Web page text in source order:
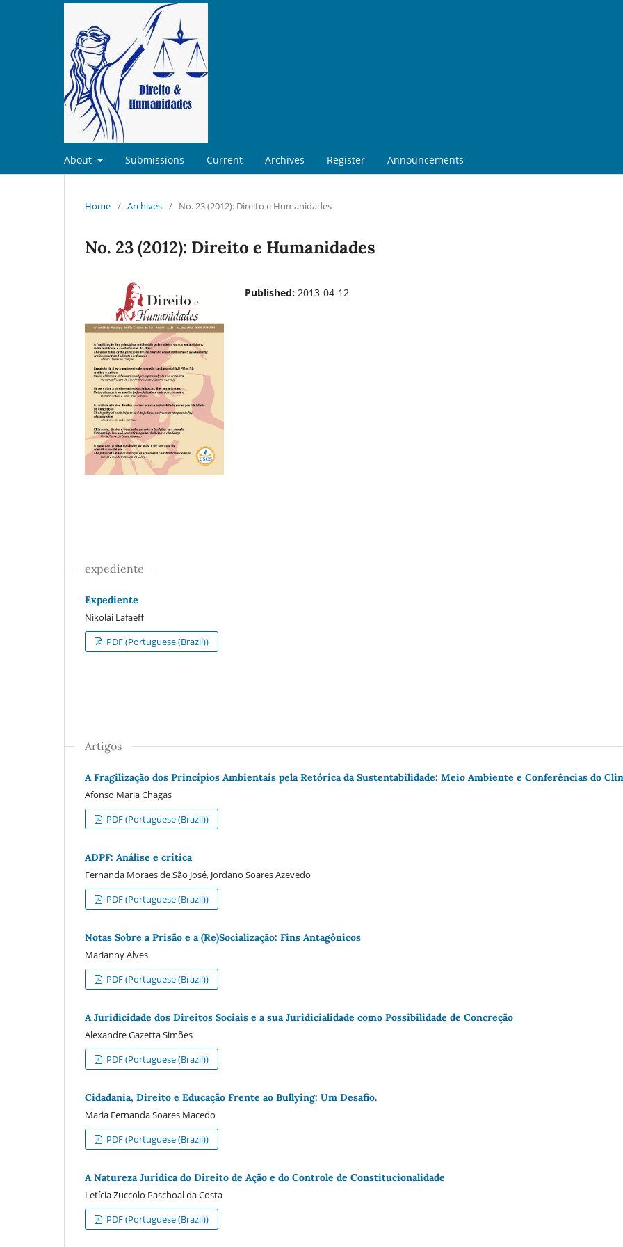
About Submissions Current Archives Register Announcements
Home / Archives / No. 23 (2012): Direito e Humanidades
No. 23 (2012): Direito e Humanidades
Published: 2013-04-12
expediente
Expediente
Nikolai Lafaeff
PDF (Portuguese (Brazil))
Artigos
A Fragilização dos Princípios Ambientais pela Retórica da Sustentabilidade: Meio Ambiente e Conferências do
Afonso Maria Chagas
PDF (Portuguese (Brazil))
ADPF: Análise e crítica
Fernanda Moraes de São José, Jordano Soares Azevedo
PDF (Portuguese (Brazil))
Notas Sobre a Prisão e a (Re)Socialização: Fins Antagônicos
Marianny Alves
PDF (Portuguese (Brazil))
A Juridicidade dos Direitos Sociais e a sua Juridicialidade como Possibilidade de Concreção
Alexandre Gazetta Simões
PDF (Portuguese (Brazil))
Cidadania, Direito e Educação Frente ao Bullying: Um Desafio.
Maria Fernanda Soares Macedo
PDF (Portuguese (Brazil))
A Natureza Jurídica do Direito de Ação e do Controle de Constitucionalidade
Letícia Zuccolo Paschoal da Costa
PDF (Portuguese (Brazil))